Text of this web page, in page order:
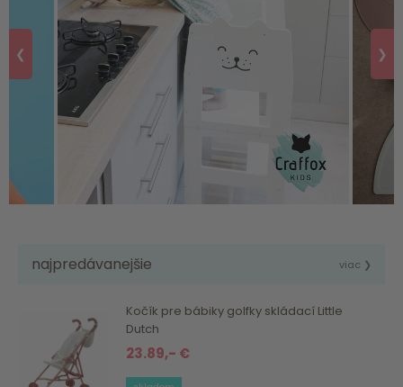
❮ ❯
najpredávanejšie viac ❯
Kočík pre bábiky golfky skládací Little
Dutch
23.89,- €